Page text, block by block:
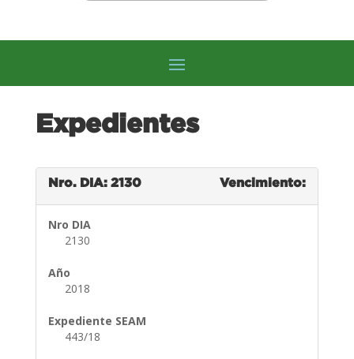
Expedientes
Nro. DIA: 2130 Vencimiento:
Nro DIA
2130
Año
2018
Expediente SEAM
443/18